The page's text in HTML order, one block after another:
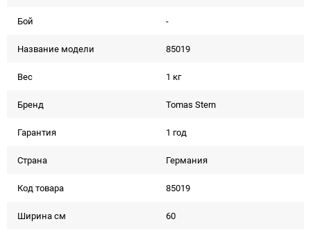
Бой -
Название модели 85019
Вес 1 кг
Бренд Tomas Stern
Гарантия 1 год
Страна Германия
Код товара 85019
Ширина см 60